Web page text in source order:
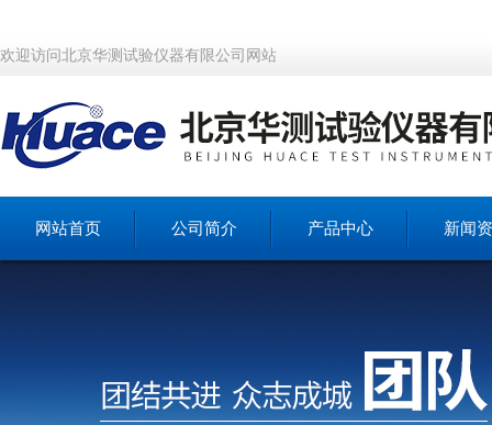
欢迎访问北京华测试验仪器有限公司网站
网站首页 公司简介 产品中心 新闻